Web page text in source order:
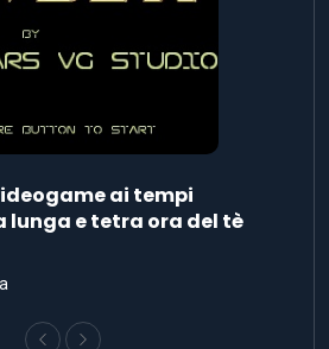
ai tempi
lunga e tetra ora del tè